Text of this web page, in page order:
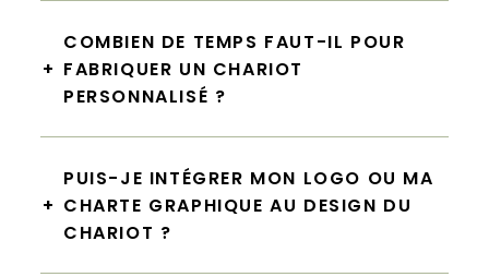
+
COMBIEN DE TEMPS FAUT-IL POUR
FABRIQUER UN CHARIOT
PERSONNALISÉ ?
+
PUIS-JE INTÉGRER MON LOGO OU MA
CHARTE GRAPHIQUE AU DESIGN DU
CHARIOT ?